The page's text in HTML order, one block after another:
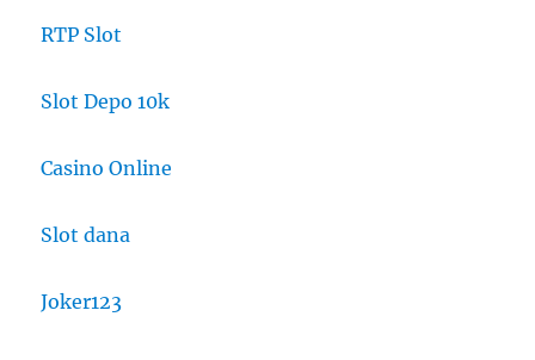
RTP Slot
Slot Depo 10k
Casino Online
Slot dana
Joker123